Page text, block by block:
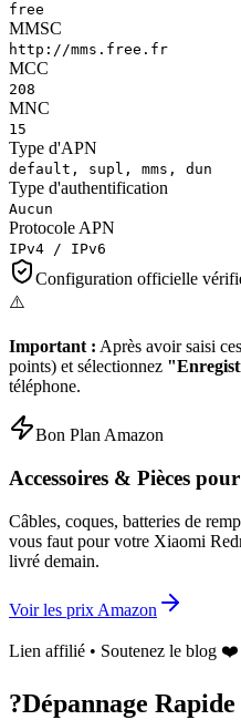
free
MMSC
http://mms.free.fr
MCC
208
MNC
15
Type d'APN
default, supl, mms, dun
Type d'authentification
Aucun
Protocole APN
IPv4 / IPv6
Configuration officielle
⚠️
Important : Après avoir saisi
points) et sélectionnez
téléphone.
Bon Plan Amazon
Accessoires & Pièces pour
Câbles, coques, batteries de
vous faut pour votre Xiaomi
livré demain.
Voir les prix Amazon
Lien affilié • Soutenez le blog ❤️
?Dépannage Rapide